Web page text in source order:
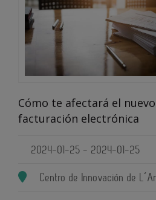
Cómo te afectará el
facturación electrónica
2024-01-25 - 2024-01-25
Centro de Innovación de